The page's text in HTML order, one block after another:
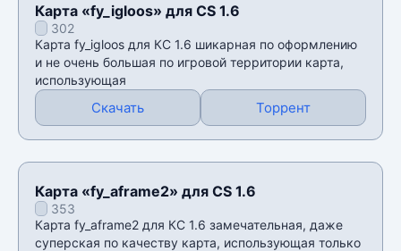
Карта «fy_igloos» для CS 1.6
302
Карта fy_igloos для КС 1.6 шикарная по оформлению
и не очень большая по игровой территории карта,
использующая
Скачать Торрент
Карта «fy_aframe2» для CS 1.6
353
Карта fy_aframe2 для КС 1.6 замечательная, даже
суперская по качеству карта, использующая только